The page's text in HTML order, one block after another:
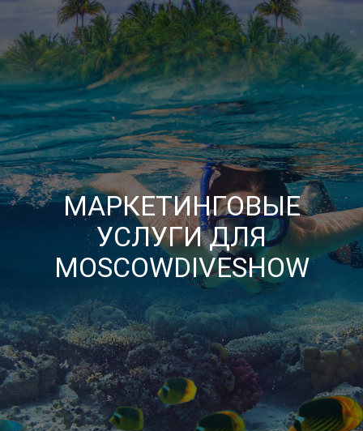
МАРКЕТИНГОВЫЕ
УСЛУГИ ДЛЯ
MOSCOWDIVESHOW